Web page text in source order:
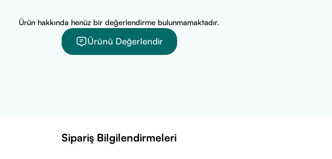
Ürün hakkında henüz bir değerlendirme bulunmamaktadır.
Ürünü Değerlendir
Sipariş Bilgilendirmeleri